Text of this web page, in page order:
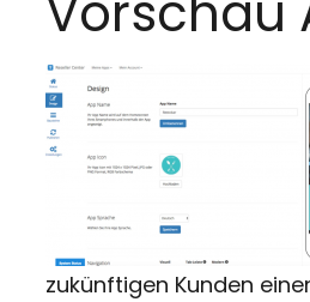
Vorschau
zukünftigen Kunden